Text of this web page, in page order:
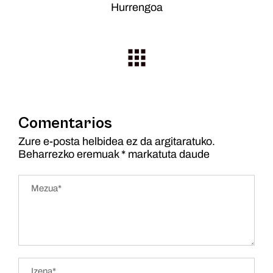
Hurrengoa
Comentarios
Zure e-posta helbidea ez da argitaratuko.
Beharrezko eremuak * markatuta daude